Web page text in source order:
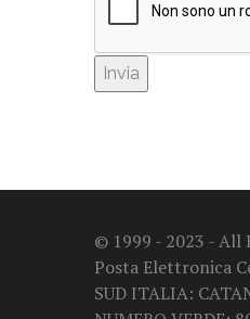
© 1999 - 2023 - All
Posta Elettronica
SUD ITALIA: